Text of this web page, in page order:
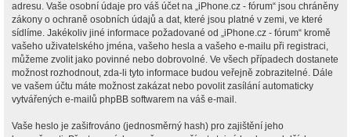
adresu. Vaše osobní údaje pro váš účet na „iPhone.cz - fórum“ jsou chráněny
zákony o ochraně osobních údajů a dat, které jsou platné v zemi, ve které
sídlíme. Jakékoliv jiné informace požadované od „iPhone.cz - fórum“ kromě
vašeho uživatelského jména, vašeho hesla a vašeho e-mailu při registraci,
můžeme zvolit jako povinné nebo dobrovolné. Ve všech případech dostanete
možnost rozhodnout, zda-li tyto informace budou veřejně zobrazitelné. Dále
ve vašem účtu máte možnost zakázat nebo povolit zasílání automaticky
vytvářených e-mailů phpBB softwarem na váš e-mail.
Vaše heslo je zašifrováno (jednosměrný hash) pro zajištění jeho